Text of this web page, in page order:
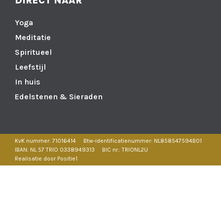
Yoga
Meditatie
Spiritueel
Leefstijl
In huis
Edelstenen & Sieraden
KvK nummer: 71016414
Btw-identificatienummer: NL858547594B01
IBAN: NL 57 TRIO 0338949313
BIC nr.: TRIONL2U
Realisatie door Positie1